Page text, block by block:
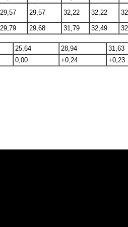
29,57 29,57 32,22 32,22
29,79 29,68 31,79 32,49
25,64 28,94
31,63
0,00 +0,24
+0,23